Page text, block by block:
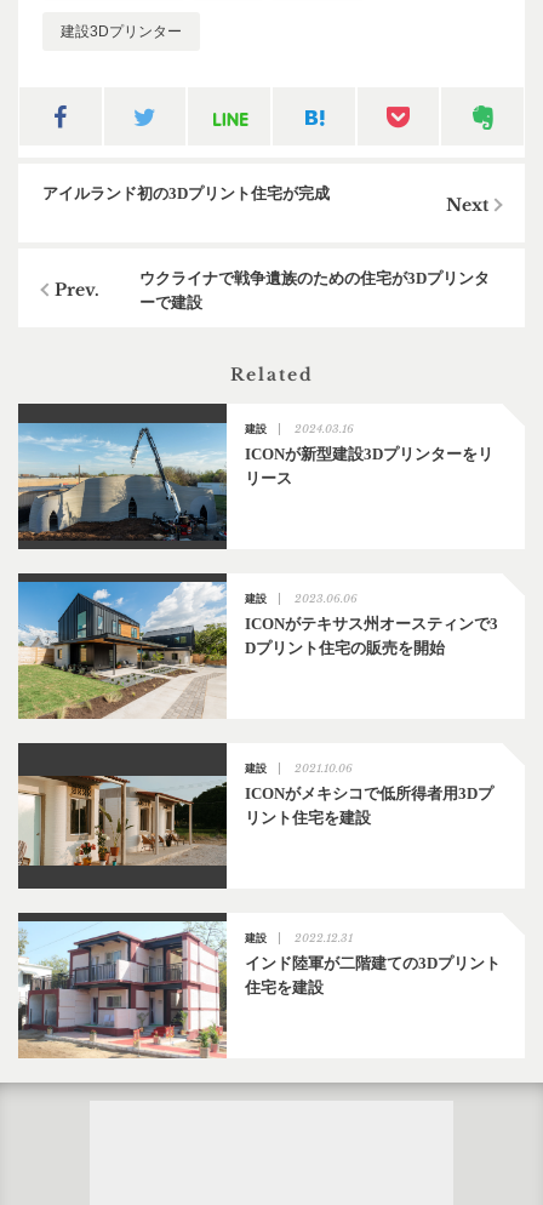
建設3Dプリンター
アイルランド初の3Dプリント住宅が完成
ウクライナで戦争遺族のための住宅が3Dプリンタ
ーで建設
Related
建設 2024.03.16
ICONが新型建設3Dプリンターをリ
リース
建設 2023.06.06
ICONがテキサス州オースティンで3
Dプリント住宅の販売を開始
建設 2021.10.06
ICONがメキシコで低所得者用3Dプ
リント住宅を建設
建設 2022.12.31
インド陸軍が二階建ての3Dプリント
住宅を建設